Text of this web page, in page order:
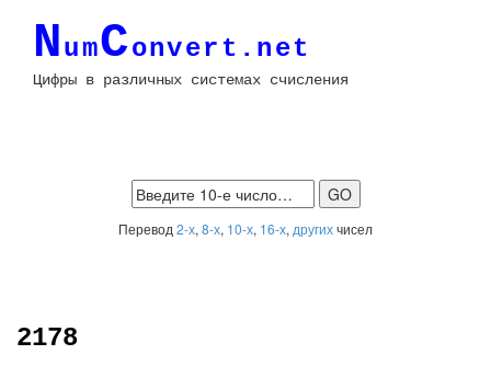
NumConvert.net
Цифры в различных системах счисления
Перевод 2-х, 8-х, 10-х, 16-х, другихчисел
2178